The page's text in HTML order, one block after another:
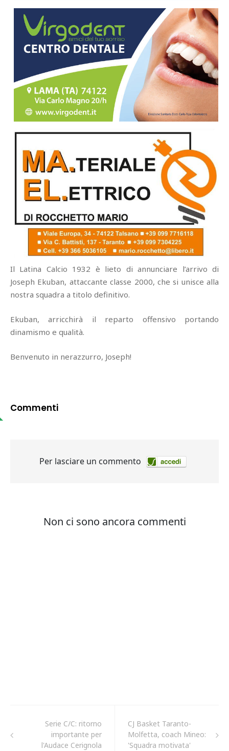
Il Latina Calcio 1932 è lieto di annunciare l’arrivo di
Joseph Ekuban, attaccante classe 2000, che si unisce alla
nostra squadra a titolo definitivo.
Ekuban, arricchirà il reparto offensivo portando
dinamismo e qualità.
Benvenuto in nerazzurro, Joseph!
Commenti
Serie C/C: ritorno
importante per
l'Audace Cerignola
CJ Basket Taranto-
Molfetta, coach Mineo:
'Squadra motivata'